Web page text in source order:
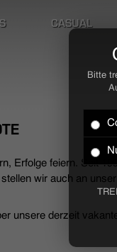
Bitte
CASUAL
Erfolge feiern. Seit
wir auch an
unsere derzeit